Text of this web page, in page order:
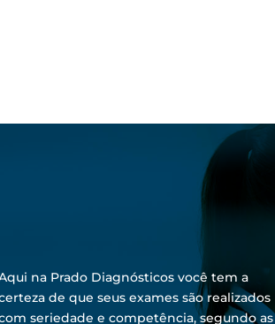
na Prado Diagnósticos você tem a
de que seus exames são realizados
seriedade e competência, segundo as